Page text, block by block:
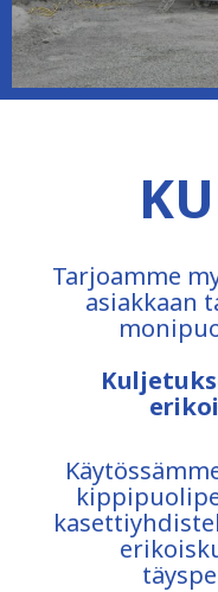
Tarjoamme
asiakkaan